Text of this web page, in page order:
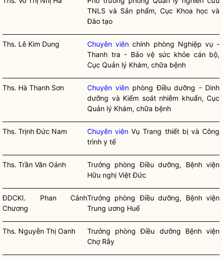
TNLS và Sản phẩm, Cục Khoa học và
Đào tạo
Ths. Lê Kim Dung Chuyên viên chính phòng Nghiệp vụ -
Thanh tra - Bảo vệ sức khỏe cán bộ,
Cục Quản lý Khám, chữa bệnh
Ths. Hà Thanh Sơn Chuyên viênphòng Điều dưỡng - Dinh
dưỡng và Kiểm soát nhiễm khuẩn, Cục
Quản lý Khám, chữa bệnh
Ths. Trịnh Đức Nam Chuyên viên Vụ Trang thiết bị và Công
trình y tế
Ths. Trần Văn Oánh
Trưởng phòng Điều dưỡng, Bệnh viện
Hữu nghị Việt Đức
ĐDCKI. Phan Cảnh
Chương
Trưởng phòng Điều dưỡng, Bệnh viện
Trung ương Huế
Ths. Nguyễn Thị Oanh
Trưởng phòng Điều dưỡng Bệnh viện
Chợ Rẫy